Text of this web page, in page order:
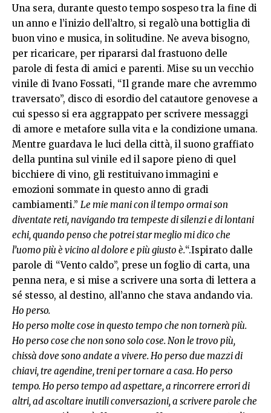
Una sera, durante questo tempo sospeso tra la fine di
un anno e l’inizio dell’altro, si regalò una bottiglia di
buon vino e musica, in solitudine. Ne aveva bisogno,
per ricaricare, per ripararsi dal frastuono delle
parole di festa di amici e parenti. Mise su un vecchio
vinile di Ivano Fossati, “Il grande mare che avremmo
traversato”, disco di esordio del catautore genovese a
cui spesso si era aggrappato per scrivere messaggi
di amore e metafore sulla vita e la condizione umana.
Mentre guardava le luci della città, il suono graffiato
della puntina sul vinile ed il sapore pieno di quel
bicchiere di vino, gli restituivano immagini e
emozioni sommate in questo anno di gradi
cambiamenti.” Le mie mani con il tempo ormai son
diventate reti, navigando tra tempeste di silenzi e di lontani
echi, quando penso che potrei star meglio mi dico che
l’uomo più è vicino al dolore e più giusto è.“.Ispirato dalle
parole di “Vento caldo”, prese un foglio di carta, una
penna nera, e si mise a scrivere una sorta di lettera a
sé stesso, al destino, all’anno che stava andando via.
Ho perso.
Ho perso molte cose in questo tempo che non tornerà più.
Ho perso cose che non sono solo cose. Non le trovo più,
chissà dove sono andate a vivere. Ho perso due mazzi di
chiavi, tre agendine, treni per tornare a casa. Ho perso
tempo. Ho perso tempo ad aspettare, a rincorrere errori di
altri, ad ascoltare inutili conversazioni, a scrivere parole che